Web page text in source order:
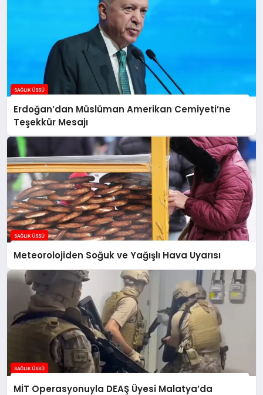
Erdoğan’dan Müslüman Amerikan Cemiyeti’ne
Teşekkür Mesajı
Meteorolojiden Soğuk ve Yağışlı Hava Uyarısı
MİT Operasyonuyla DEAŞ Üyesi Malatya’da